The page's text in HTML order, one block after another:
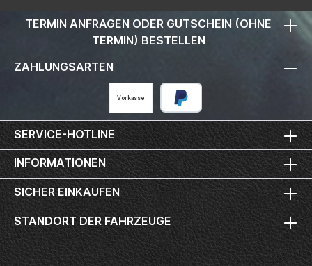
TERMIN ANFRAGEN ODER GUTSCHEIN (OHNE
TERMIN) BESTELLEN
ZAHLUNGSARTEN
Vorkasse
SERVICE-HOTLINE
INFORMATIONEN
SICHER EINKAUFEN
STANDORT DER FAHRZEUGE